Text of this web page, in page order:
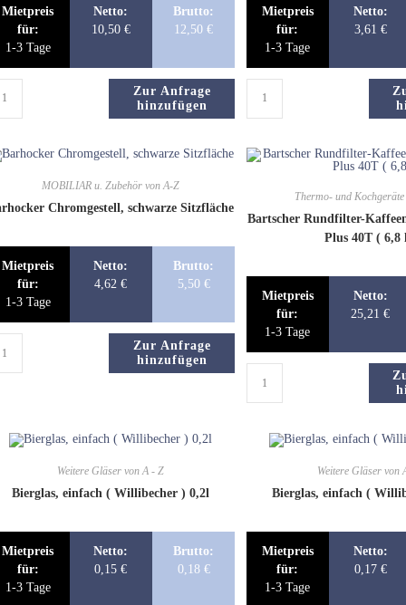
Mietpreis
für:
1-3 Tage
Netto:
10,50 €
Brutto:
12,50€
Zur Anfrage
hinzufügen
Mietpreis
für:
1-3 Tage
Netto:
3,61 €
MOBILIAR u. Zubehör von A-Z
Chromgestell, schwarze Sitzfläche
Mietpreis
für:
1-3 Tage
Netto:
4,62€
Brutto:
5,50 €
Zur Anfrage
hinzufügen
Thermo- und
Bartscher Rundfilter-
Plus 40T ( 6,8
Mietpreis
für:
1-3 Tage
Netto:
25,21€
Weitere Gläser von A - Z
Bierglas, einfach ( Willibecher ) 0,2l
Mietpreis
für:
1-3 Tage
Netto:
0,15€
Brutto:
0,18 €
Weitere Gläser von
Bierglas, einfach (
Mietpreis
für:
1-3 Tage
Netto:
0,17 €